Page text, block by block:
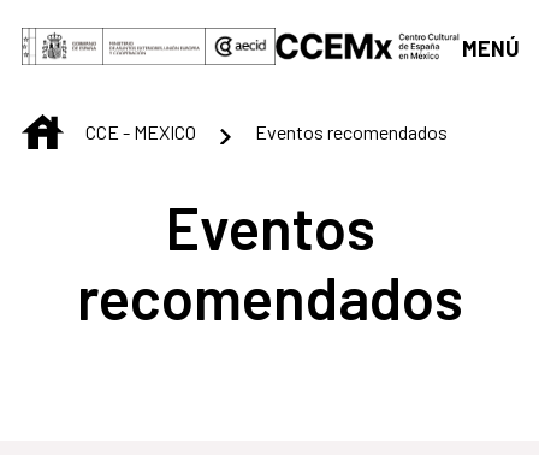
Saltar al contenido principal
MENÚ
INICIOCCE - MEXICO Eventos recomendados
Eventos
recomendados